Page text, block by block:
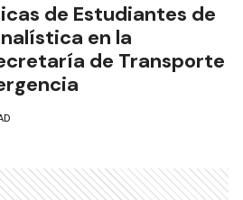
de Estudiantes de
en la
de Transporte